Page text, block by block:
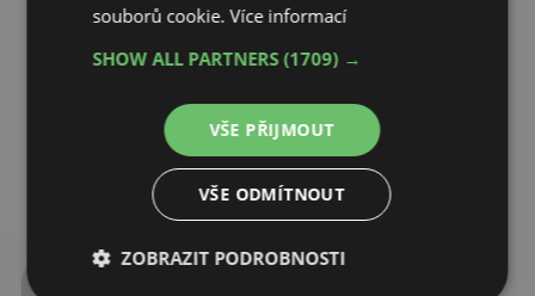
Obr. 5: Dálkové ovládání
souborů cookie.Více informací
SHOW ALL PARTNERS(1709) →
VŠE PŘIJMOUT
VŠE ODMÍTNOUT
ZOBRAZIT PODROBNOSTI